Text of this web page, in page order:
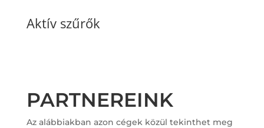
Aktív szűrők
PARTNEREINK
Az alábbiakban azon cégek közül tekinthet meg